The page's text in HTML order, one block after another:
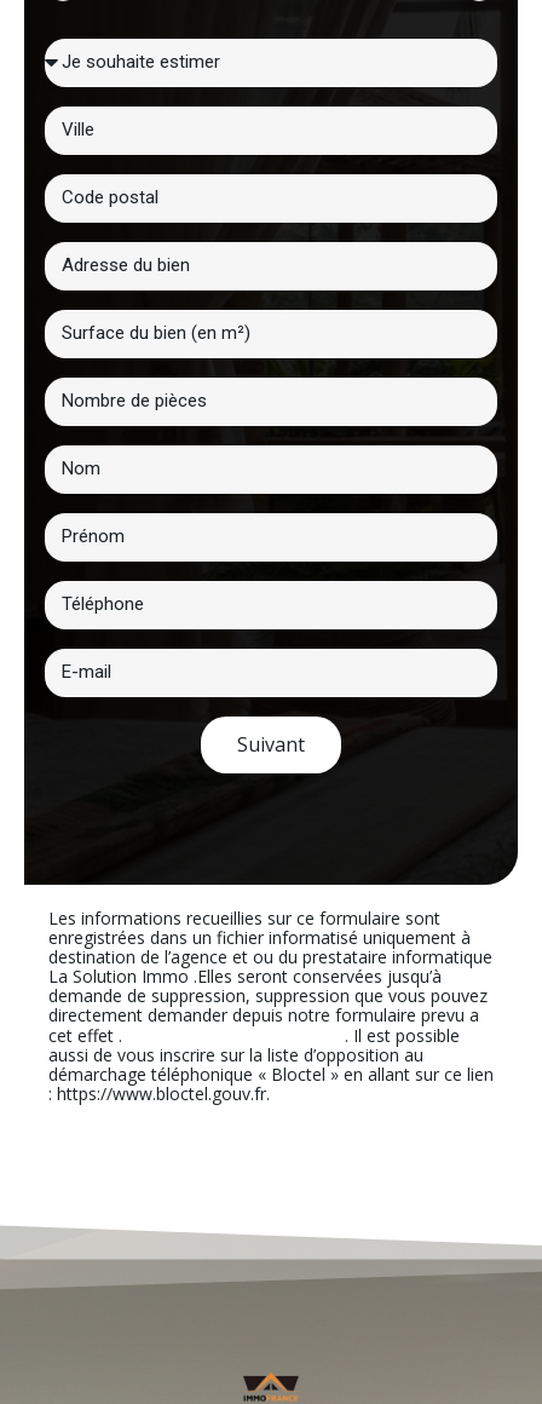
Suivant
Les informations recueillies sur ce formulaire sont
enregistrées dans un fichier informatisé uniquement à
destination de l’agence et ou du prestataire informatique
La Solution Immo .Elles seront conservées jusqu’à
demande de suppression, suppression que vous pouvez
directement demander depuis notre formulaire prevu a
cet effet .
En cliquant sur ce lien
. Il est possible
aussi de vous inscrire sur la liste d’opposition au
démarchage téléphonique « Bloctel » en allant sur ce lien
: https://www.bloctel.gouv.fr.